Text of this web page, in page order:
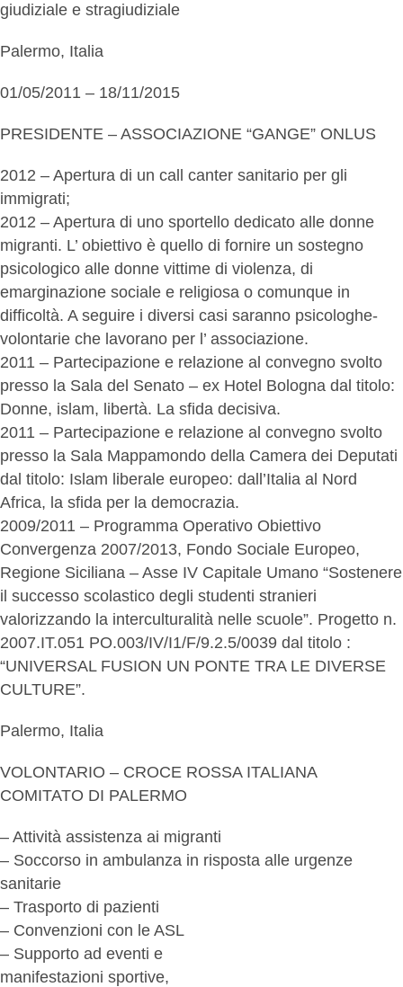
giudiziale e stragiudiziale
Palermo, Italia
01/05/2011 – 18/11/2015
PRESIDENTE – ASSOCIAZIONE “GANGE” ONLUS
2012 – Apertura di un call canter sanitario per gli
immigrati;
2012 – Apertura di uno sportello dedicato alle donne
migranti. L’ obiettivo è quello di fornire un sostegno
psicologico alle donne vittime di violenza, di
emarginazione sociale e religiosa o comunque in
difficoltà. A seguire i diversi casi saranno psicologhe-
volontarie che lavorano per l’ associazione.
2011 – Partecipazione e relazione al convegno svolto
presso la Sala del Senato – ex Hotel Bologna dal titolo:
Donne, islam, libertà. La sfida decisiva.
2011 – Partecipazione e relazione al convegno svolto
presso la Sala Mappamondo della Camera dei Deputati
dal titolo: Islam liberale europeo: dall’Italia al Nord
Africa, la sfida per la democrazia.
2009/2011 – Programma Operativo Obiettivo
Convergenza 2007/2013, Fondo Sociale Europeo,
Regione Siciliana – Asse IV Capitale Umano “Sostenere
il successo scolastico degli studenti stranieri
valorizzando la interculturalità nelle scuole”. Progetto n.
2007.IT.051 PO.003/IV/I1/F/9.2.5/0039 dal titolo :
“UNIVERSAL FUSION UN PONTE TRA LE DIVERSE
CULTURE”.
Palermo, Italia
VOLONTARIO – CROCE ROSSA ITALIANA
COMITATO DI PALERMO
– Attività assistenza ai migranti
– Soccorso in ambulanza in risposta alle urgenze
sanitarie
– Trasporto di pazienti
– Convenzioni con le ASL
– Supporto ad eventi e
manifestazioni sportive,